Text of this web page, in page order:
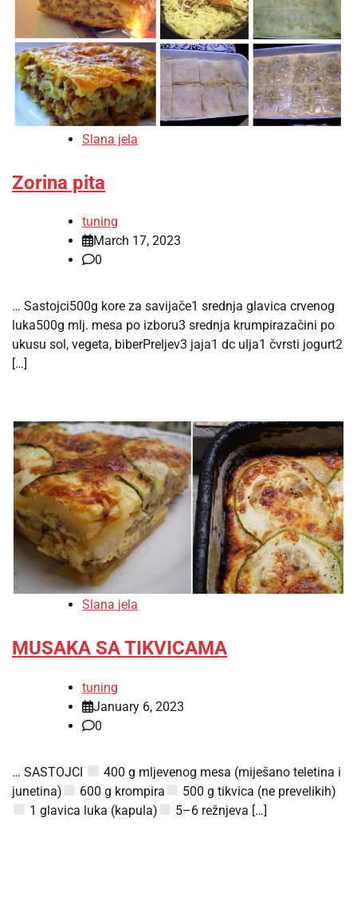
Slana jela
Zorina pita
tuning
March 17, 2023
0
… Sastojci500g kore za savijače1 srednja glavica crvenog
luka500g mlj. mesa po izboru3 srednja krumpirazačini po
ukusu sol, vegeta, biberPreljev3 jaja1 dc ulja1 čvrsti jogurt2
[…]
Slana jela
MUSAKA SA TIKVICAMA
tuning
January 6, 2023
0
… SASTOJCI
400 g mljevenog mesa (miješano teletina i
junetina)
600 g krompira
500 g tikvica (ne prevelikih)
1 glavica luka (kapula)
5–6 režnjeva […]